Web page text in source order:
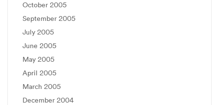
October 2005
September 2005
July 2005
June 2005
May 2005
April 2005
March 2005
December 2004